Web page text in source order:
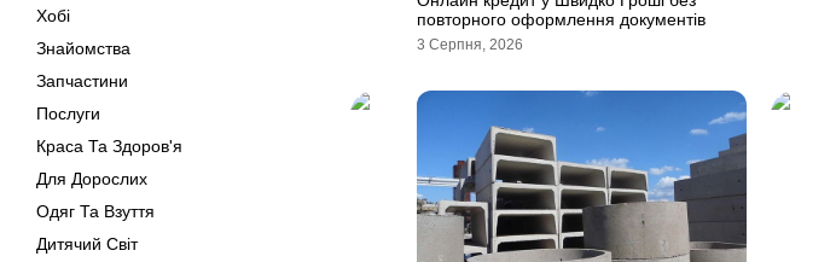
Хобі
Знайомства
Запчастини
Послуги
Краса Та Здоров'я
Для Дорослих
Одяг Та Взуття
Дитячий Світ
повторного оформлення документів
3 Серпня, 2026